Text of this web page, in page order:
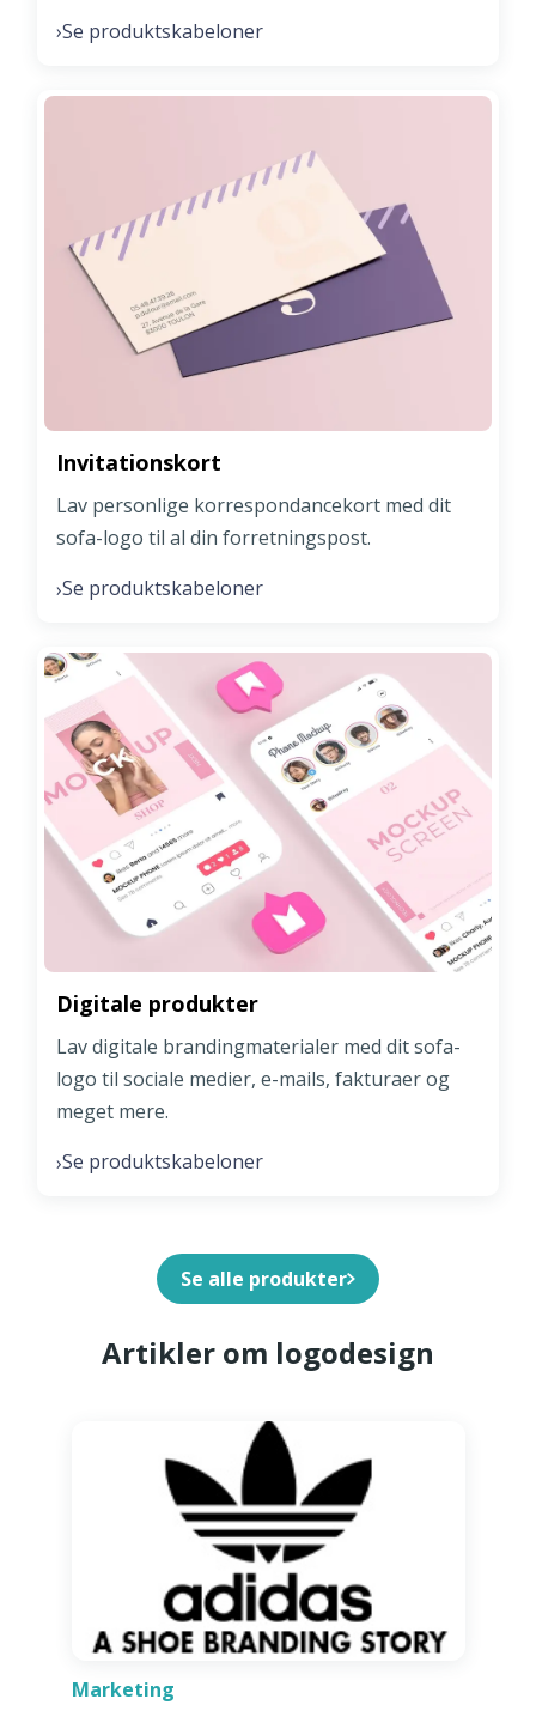
›Se produktskabeloner
Invitationskort
Lav personlige korrespondancekort med dit
sofa-logo til al din forretningspost.
›Se produktskabeloner
Digitale produkter
Lav digitale brandingmaterialer med dit sofa-
logo til sociale medier, e-mails, fakturaer og
meget mere.
›Se produktskabeloner
Se alle produkter
Artikler om logodesign
Marketing